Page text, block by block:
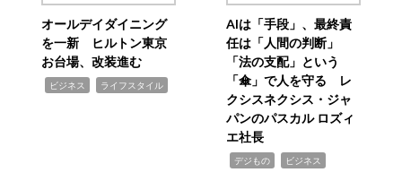
オールデイダイニング
を一新 ヒルトン東京
お台場、改装進む
ビジネス ライフスタイル
AIは「手段」、最終責
任は「人間の判断」
「法の支配」という
「傘」で人を守る レ
クシスネクシス・ジャ
パンのパスカル ロズィ
エ社長
デジもの ビジネス